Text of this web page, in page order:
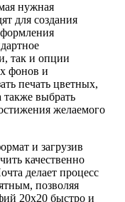
нужная
для создания
так и опции
фонов и
печать цветных,
выбрать
желаемого
и загрузив
качественно
делает процесс
позволяя
20х20 быстро и